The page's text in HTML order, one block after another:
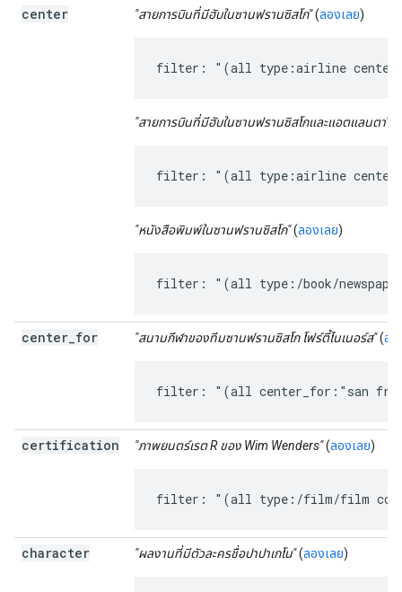
center "สายการบินที่มีฮับในซานฟรานซิสโก"(ลองเลย)
filter: "(all type:airline
"สายการบินที่มีฮับในซานฟรานซิสโกและแอตแลนตา"
filter: "(all type:airline
"หนังสือพิมพ์ในซานฟรานซิสโก"(ลองเลย)
filter: "(all type:/book/
center for "สนามกีฬาของทีมซานฟรานซิสโก โฟร์ตี้ไนเนอร์ส"(ลอ
filter: "(all center_for:"san
certification "ภาพยนตร์เรต R ของ Wim Wenders"(ลองเลย)
filter: "(all type:/film/film
character "ผลงานที่มีตัวละครชื่อปาปาเกโน"(ลองเลย)